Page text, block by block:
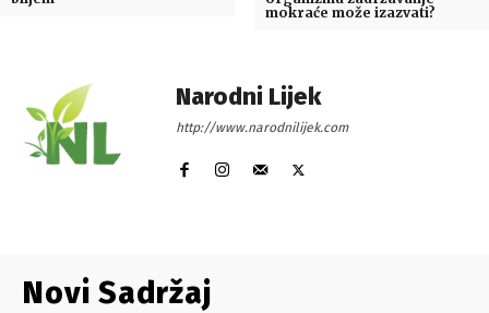
mokraće može izazvati?
Narodni Lijek
http://www.narodnilijek.com
Novi Sadržaj